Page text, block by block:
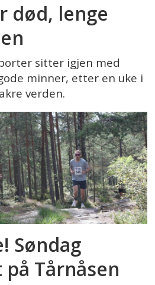
død, lenge
sitter igjen med
minner, etter en uke i
verden.
Søndag
Tårnåsen